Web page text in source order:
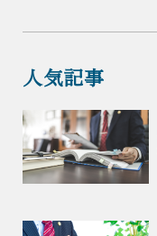
人気記事